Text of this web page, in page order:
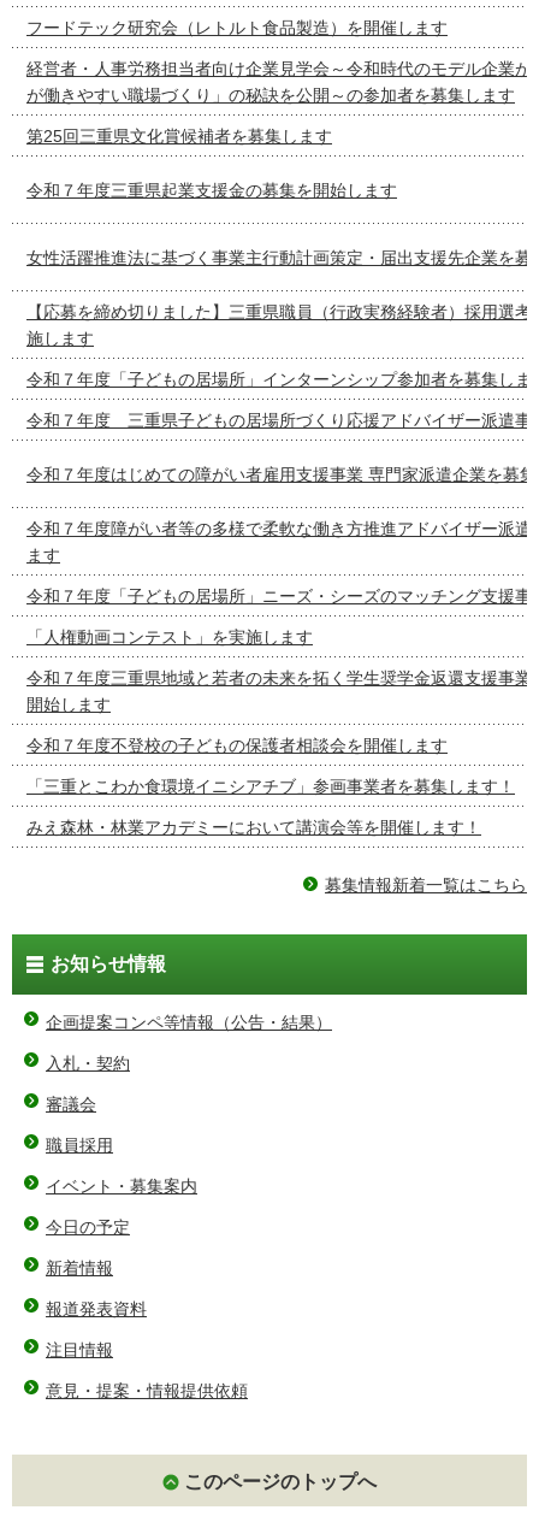
フードテック研究会（レトルト食品製造）を開催します
経営者・人事労務担当者向け企業見学会～令和時代のモデル企業が
が働きやすい職場づくり」の秘訣を公開～の参加者を募集します
第25回三重県文化賞候補者を募集します
令和７年度三重県起業支援金の募集を開始します
女性活躍推進法に基づく事業主行動計画策定・届出支援先企業を募
【応募を締め切りました】三重県職員（行政実務経験者）採用選
施します
令和７年度「子どもの居場所」インターンシップ参加者を募集しま
令和７年度 三重県子どもの居場所づくり応援アドバイザー派遣事
令和７年度はじめての障がい者雇用支援事業 専門家派遣企業を募
令和７年度障がい者等の多様で柔軟な働き方推進アドバイザー派遣
ます
令和７年度「子どもの居場所」ニーズ・シーズのマッチング支援事
「人権動画コンテスト」を実施します
令和７年度三重県地域と若者の未来を拓く学生奨学金返還支援事業
開始します
令和７年度不登校の子どもの保護者相談会を開催します
「三重とこわか食環境イニシアチブ」参画事業者を募集します！
みえ森林・林業アカデミーにおいて講演会等を開催します！
募集情報新着一覧はこちら
お知らせ情報
企画提案コンペ等情報（公告・結果）
入札・契約
審議会
職員採用
イベント・募集案内
今日の予定
新着情報
報道発表資料
注目情報
意見・提案・情報提供依頼
このページのトップへ